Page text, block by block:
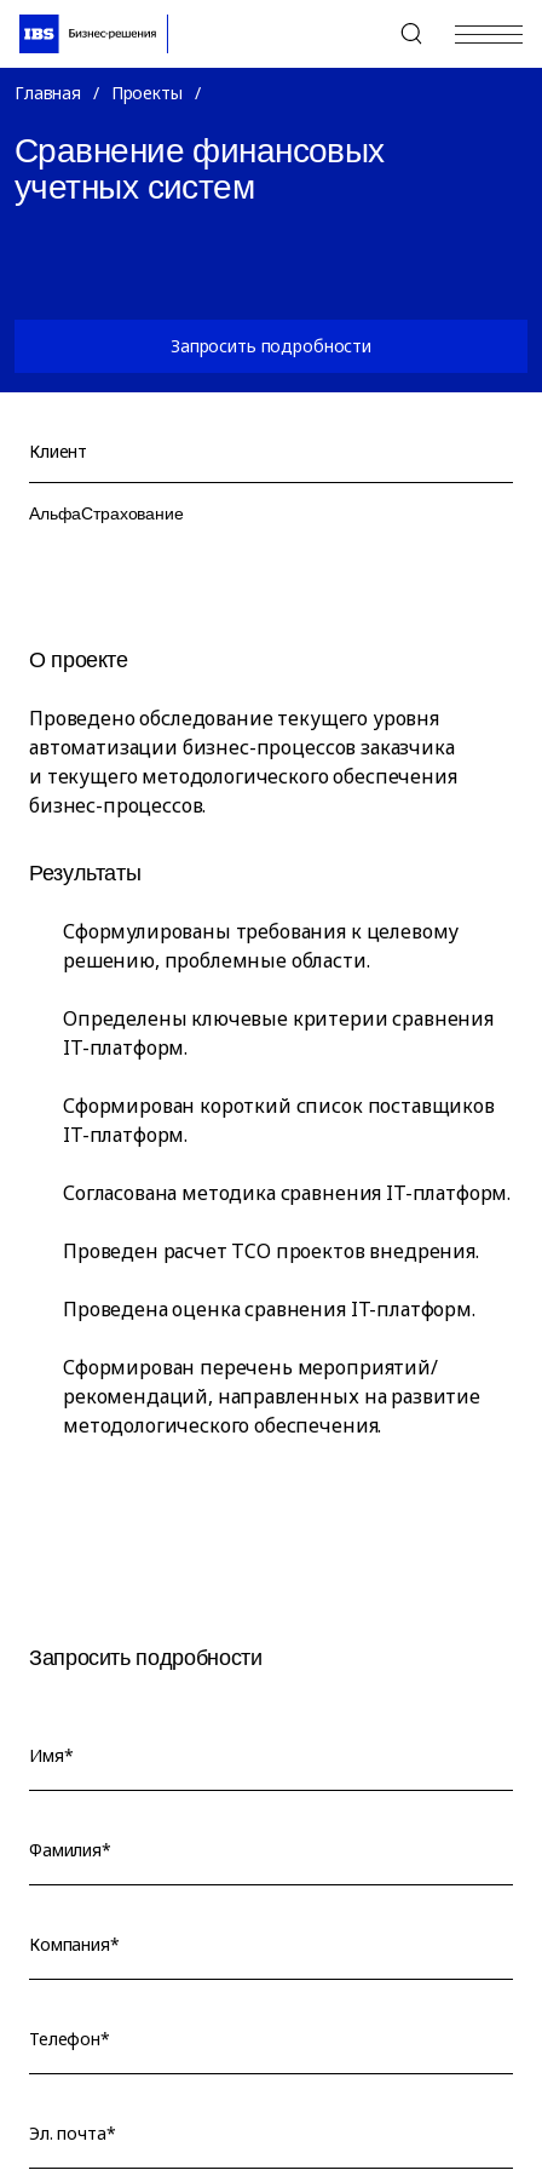
+7 (495) 967-80-80
Главная / Проекты /
Сравнение финансовых
учетных систем
Запросить подробности
Клиент
АльфаСтрахование
О проекте
Проведено обследование текущего уровня
автоматизации бизнес-процессов заказчика
и текущего методологического обеспечения
бизнес-процессов.
Результаты
Сформулированы требования к целевому
решению, проблемные области.
Определены ключевые критерии сравнения
IT-платформ.
Сформирован короткий список поставщиков
IT-платформ.
Согласована методика сравнения IT-платформ.
Проведен расчет TCO проектов внедрения.
Проведена оценка сравнения IT-платформ.
Сформирован перечень мероприятий/
рекомендаций, направленных на развитие
методологического обеспечения.
Запросить подробности
Имя*
Фамилия*
Компания*
Телефон*
Эл. почта*